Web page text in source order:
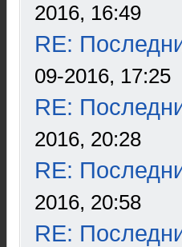
2016, 16:49
RE:
09-2016, 17:25
RE:
2016, 20:28
RE:
2016, 20:58
RE: